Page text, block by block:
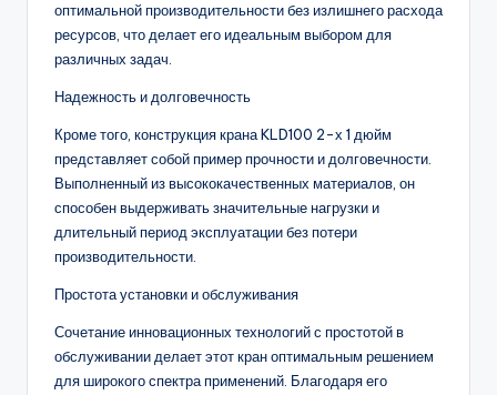
оптимальной производительности без излишнего расхода
ресурсов, что делает его идеальным выбором для
различных задач.
Надежность и долговечность
Кроме того, конструкция крана KLD100 2-х 1 дюйм
представляет собой пример прочности и долговечности.
Выполненный из высококачественных материалов, он
способен выдерживать значительные нагрузки и
длительный период эксплуатации без потери
производительности.
Простота установки и обслуживания
Сочетание инновационных технологий с простотой в
обслуживании делает этот кран оптимальным решением
для широкого спектра применений. Благодаря его